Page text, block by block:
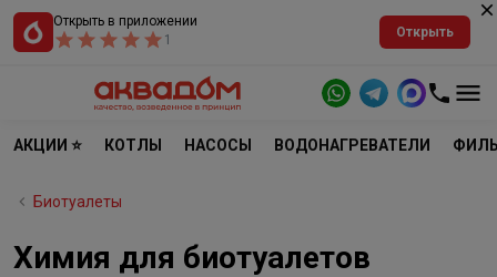
Открыть в приложении
1
Открыть
АКЦИИ ⭐ КОТЛЫ НАСОСЫ ВОДОНАГРЕВАТЕЛИ
Биотуалеты
Химия для биотуалетов